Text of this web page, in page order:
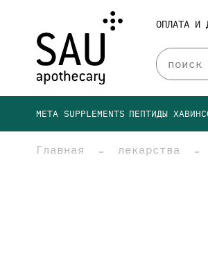
ОПЛАТА И
META SUPPLEMENTS ПЕПТИДЫ
Главная лекарства